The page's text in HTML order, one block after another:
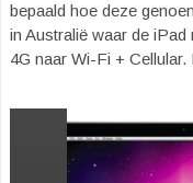
bepaald hoe deze
in Australië waar de
4G naar Wi-Fi +